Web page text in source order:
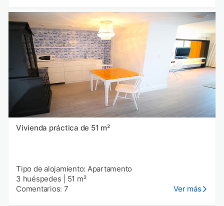
Vivienda práctica de 51 m²
Tipo de alojamiento: Apartamento
3 huéspedes
51 m²
Comentarios: 7
Ver más